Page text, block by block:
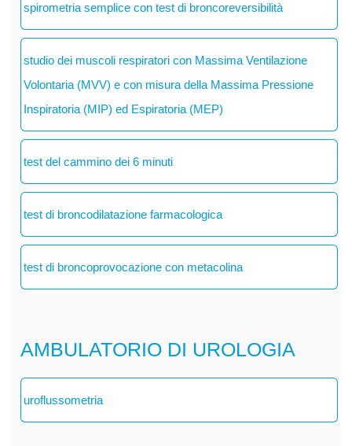
spirometria semplice con test di broncoreversibilità
studio dei muscoli respiratori con Massima Ventilazione
Volontaria (MVV) e con misura della Massima Pressione
Inspiratoria (MIP) ed Espiratoria (MEP)
test del cammino dei 6 minuti
test di broncodilatazione farmacologica
test di broncoprovocazione con metacolina
AMBULATORIO DI UROLOGIA
uroflussometria